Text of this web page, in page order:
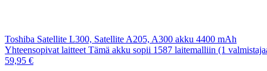
Toshiba Satellite L300, Satellite A205, A300 akku 4400 mAh
Yhteensopivat laitteet Tämä akku sopii 1587 laitemalliin (1
59,95 €